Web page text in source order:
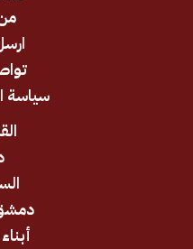
ارسل خبرك
تواصل معنا
سياسة الخصوصية
دمشق وريفها
أبناء الجولان